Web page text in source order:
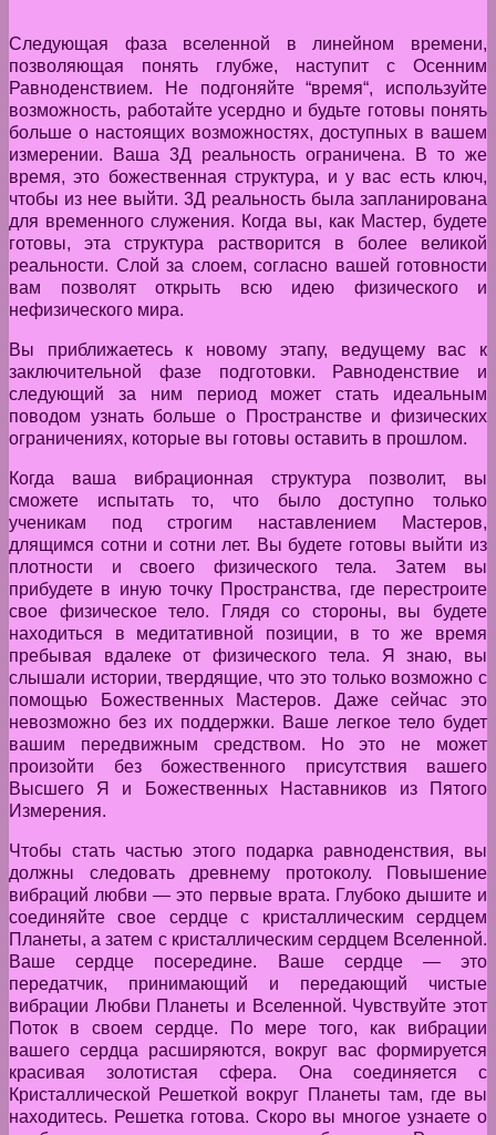
Следующая фаза вселенной в линейном времени,
позволяющая понять глубже, наступит с Осенним
Равноденствием. Не подгоняйте “время“, используйте
возможность, работайте усердно и будьте готовы понять
больше о настоящих возможностях, доступных в вашем
измерении. Ваша 3Д реальность ограничена. В то же
время, это божественная структура, и у вас есть ключ,
чтобы из нее выйти. 3Д реальность была запланирована
для временного служения. Когда вы, как Мастер, будете
готовы, эта структура растворится в более великой
реальности. Слой за слоем, согласно вашей готовности
вам позволят открыть всю идею физического и
нефизического мира.
Вы приближаетесь к новому этапу, ведущему вас к
заключительной фазе подготовки. Равноденствие и
следующий за ним период может стать идеальным
поводом узнать больше о Пространстве и физических
ограничениях, которые вы готовы оставить в прошлом.
Когда ваша вибрационная структура позволит, вы
сможете испытать то, что было доступно только
ученикам под строгим наставлением Мастеров,
длящимся сотни и сотни лет. Вы будете готовы выйти из
плотности и своего физического тела. Затем вы
прибудете в иную точку Пространства, где перестроите
свое физическое тело. Глядя со стороны, вы будете
находиться в медитативной позиции, в то же время
пребывая вдалеке от физического тела. Я знаю, вы
слышали истории, твердящие, что это только возможно с
помощью Божественных Мастеров. Даже сейчас это
невозможно без их поддержки. Ваше легкое тело будет
вашим передвижным средством. Но это не может
произойти без божественного присутствия вашего
Высшего Я и Божественных Наставников из Пятого
Измерения.
Чтобы стать частью этого подарка равноденствия, вы
должны следовать древнему протоколу. Повышение
вибраций любви — это первые врата. Глубоко дышите и
соединяйте свое сердце с кристаллическим сердцем
Планеты, а затем с кристаллическим сердцем Вселенной.
Ваше сердце посередине. Ваше сердце — это
передатчик, принимающий и передающий чистые
вибрации Любви Планеты и Вселенной. Чувствуйте этот
Поток в своем сердце. По мере того, как вибрации
вашего сердца расширяются, вокруг вас формируется
красивая золотистая сфера. Она соединяется с
Кристаллической Решеткой вокруг Планеты там, где вы
находитесь. Решетка готова. Скоро вы многое узнаете о